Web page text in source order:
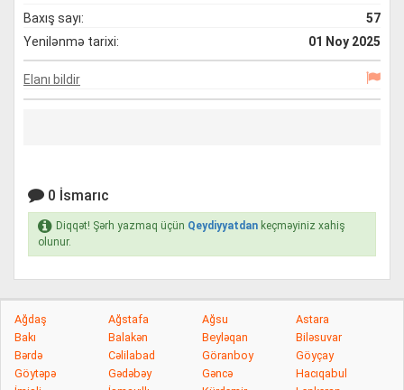
Baxış sayı:
57
Yenilənmə tarixi:
01 Noy 2025
Elanı bildir
0 İsmarıc
Diqqət! Şərh yazmaq üçün Qeydiyyatdan keçməyiniz xahiş
olunur.
Ağdaş Ağstafa Ağsu
Astara
Bakı
Balakən Beyləqan
Biləsuvar
Bərdə
Cəlilabad Göranboy
Göyçay
Göytəpə
Gədəbəy Gəncə
Hacıqabul